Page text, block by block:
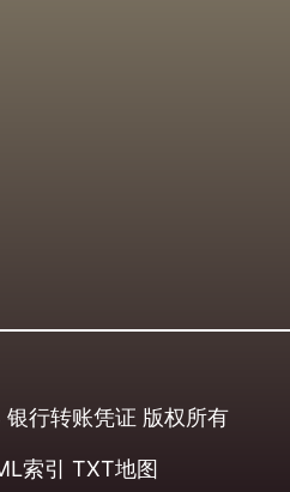
银行转账凭证 版权所有
索引 TXT地图